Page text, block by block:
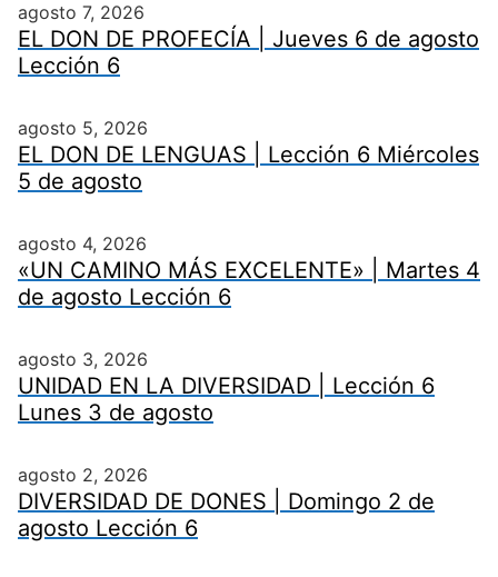
agosto 7, 2026
EL DON DE PROFECÍA | Jueves 6 de agosto
Lección 6
agosto 5, 2026
EL DON DE LENGUAS | Lección 6 Miércoles
5 de agosto
agosto 4, 2026
«UN CAMINO MÁS EXCELENTE» | Martes 4
de agosto Lección 6
agosto 3, 2026
UNIDAD EN LA DIVERSIDAD | Lección 6
Lunes 3 de agosto
agosto 2, 2026
DIVERSIDAD DE DONES | Domingo 2 de
agosto Lección 6